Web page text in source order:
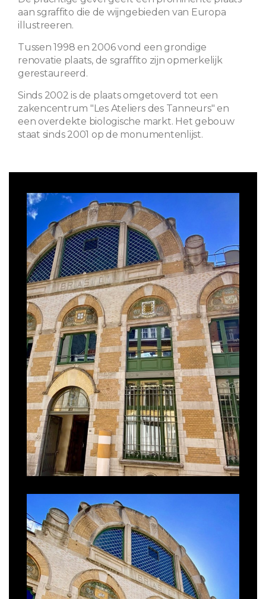
aan sgraffito die de wijngebieden van Europa
illustreeren.
Tussen 1998 en 2006 vond een grondige
renovatie plaats, de sgraffito zijn opmerkelijk
gerestaureerd.
Sinds 2002 is de plaats omgetoverd tot een
zakencentrum "Les Ateliers des Tanneurs" en
een overdekte biologische markt. Het gebouw
staat sinds 2001 op de monumentenlijst.